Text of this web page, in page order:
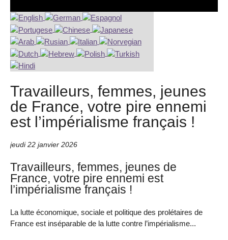
Travailleurs, femmes, jeunes
de France, votre pire ennemi
est l’impérialisme français !
jeudi 22 janvier 2026
Travailleurs, femmes, jeunes de
France, votre pire ennemi est
l’impérialisme français !
La lutte économique, sociale et politique des prolétaires de
France est inséparable de la lutte contre l’impérialisme...